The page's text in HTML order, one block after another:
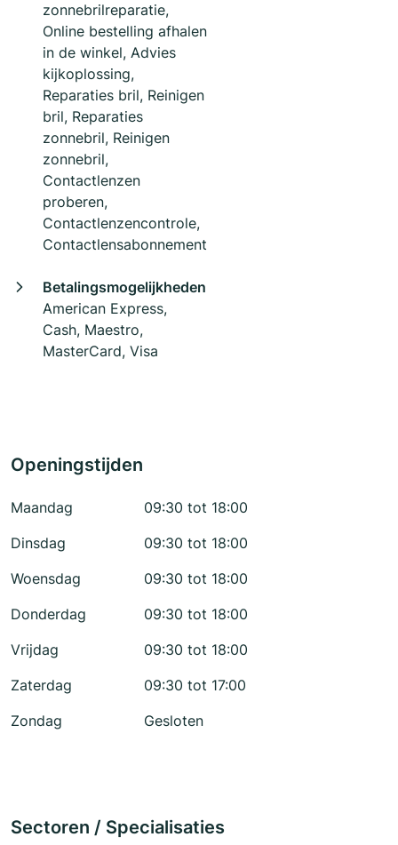
zonnebrilreparatie,
Online bestelling afhalen
in de winkel, Advies
kijkoplossing,
Reparaties bril, Reinigen
bril, Reparaties
zonnebril, Reinigen
zonnebril,
Contactlenzen
proberen,
Contactlenzencontrole,
Contactlensabonnement
Betalingsmogelijkheden
American Express,
Cash, Maestro,
MasterCard, Visa
Openingstijden
Maandag
09:30 tot 18:00
Dinsdag
09:30 tot 18:00
Woensdag
09:30 tot 18:00
Donderdag
09:30 tot 18:00
Vrijdag
09:30 tot 18:00
Zaterdag
09:30 tot 17:00
Zondag
Gesloten
Sectoren / Specialisaties